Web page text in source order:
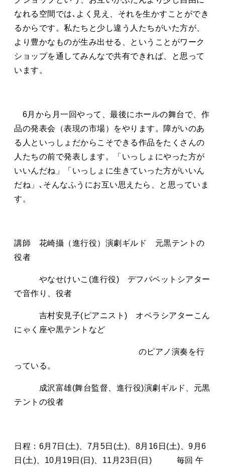
なれる空間では､よく見え、それを生かすことができ
るからです。私たちと少し違う人たちがいた方が、
より豊かなものが生み出せる、ということがワーク
ショップを通してみんなで共有できれば、と思って
います。
6月から月一回やって、最後にホールの舞台で、作
品の発表会（表現の市場）をやります。障がいのあ
る人といっしょだからこそできる作品をたくさんの
人たちの前で発表します。「いっしょにやった方が
いいんだね」「いっしょに生きていった方がいいん
だね」､そんなふうにお互い思えたら、と思っていま
す。
講師 花崎攝（進行役）演劇ギルド 元黒テントの
役者
やなせけいこ (進行役) デフパペットシアター
で音作り、役者
吉村安見子( ピアニスト ) オペラシアターこん
にゃく座や黒テントなど
のピアノ演奏を行
っている。
成沢富雄(舞台監督、進行役)演劇ギルド、元黒
テントの役者
日程： 6月 7日 (土) 7月 5日 (土) 8月 16 日 (土) 9 月 6
日 (土) 10 月 19日 (日 ) 11 月 23日 (日 ) 毎回 午